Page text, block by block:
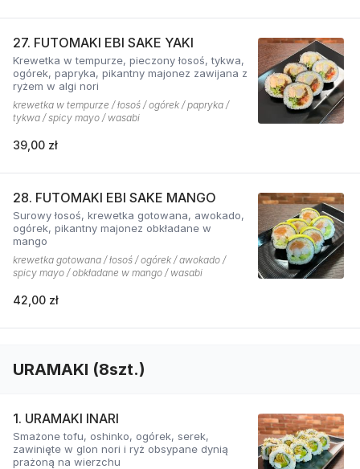
27. FUTOMAKI EBI SAKE YAKI
Krewetka w tempurze, pieczony łosoś, tykwa,
ogórek, papryka, pikantny majonez zawijana z
ryżem w algi nori
krewetka w tempurze / łosoś / ogórek / papryka /
tykwa / spicy mayo / wasabi
39,00 zł
28. FUTOMAKI EBI SAKE MANGO
Surowy łosoś, krewetka gotowana, awokado,
ogórek, pikantny majonez obkładane w
mango
krewetka gotowana / łosoś / ogórek / awokado /
spicy mayo / obkładane w mango / wasabi
42,00 zł
URAMAKI (8szt.)
1. URAMAKI INARI
Smażone tofu, oshinko, ogórek, serek,
zawinięte w glon nori i ryż obsypane dynią
prażoną na wierzchu